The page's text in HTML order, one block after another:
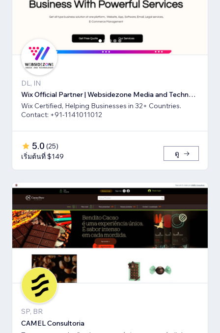
DL, IN
Wix Official Partner | Websidezone Media and Technologies Pvt Ltd
Wix Certified, Helping Businesses in 32+ Countries.
Contact: +91-1141011012
5.0 (25)
เริ่มต้นที่ $149
ดู
SP, BR
CAMEL Consultoria